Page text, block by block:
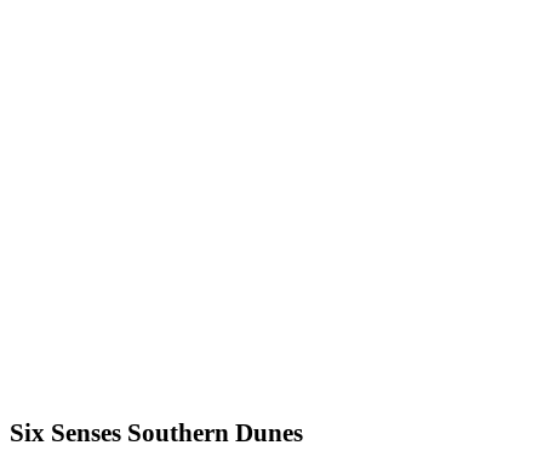
Six Senses Southern Dunes